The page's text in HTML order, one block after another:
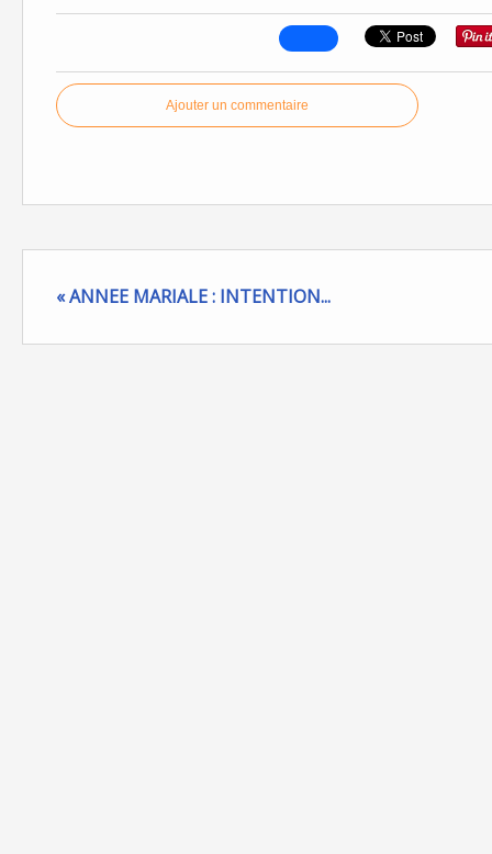
Ajouter un commentaire
« ANNEE MARIALE : INTENTION...